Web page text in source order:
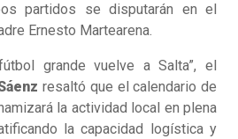
partidos se disputarán en el
Ernesto Martearena.
grande vuelve a Salta”, el
resaltó que el calendario de
la actividad local en plena
la capacidad logística y